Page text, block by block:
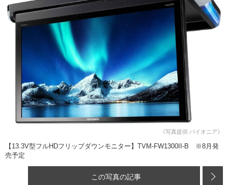
《写真提供 パイオニア》
【13.3V型フルHDフリップダウンモニター】TVM-FW1300II-B ※8月発
売予定
この写真の記事